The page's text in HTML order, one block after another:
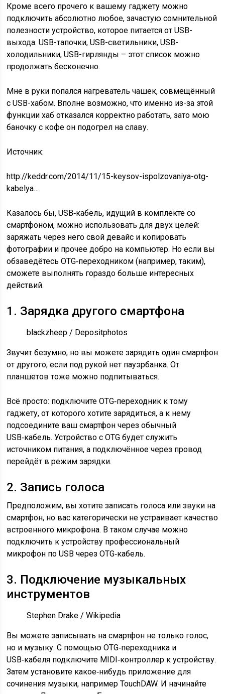
Кроме всего прочего к вашему гаджету можно
подключить абсолютно любое, зачастую сомнительной
полезности устройство, которое питается от USB-
выхода. USB-тапочки, USB-светильники, USB-
холодильники, USB-гирлянды – этот список можно
продолжать бесконечно.
Мне в руки попался нагреватель чашек, совмещённый
с USB-хабом. Вполне возможно, что именно из-за этой
функции хаб отказался корректно работать, зато мою
баночку с кофе он подогрел на славу.
Источник:
http://keddr.com/2014/11/15-keysov-ispolzovaniya-otg-
kabelya…
Казалось бы, USB‑кабель, идущий в комплекте со
смартфоном, можно использовать для двух целей:
заряжать через него свой девайс и копировать
фотографии и прочее добро на компьютер. Но если вы
обзаведётесь OTG‑переходником (например, таким),
сможете выполнять гораздо больше интересных
действий.
1. Зарядка другого смартфона
blackzheep / Depositphotos
Звучит безумно, но вы можете зарядить один смартфон
от другого, если под рукой нет пауэрбанка. От
планшетов тоже можно подпитываться.
Всё просто: подключите OTG‑переходник к тому
гаджету, от которого хотите зарядиться, а к нему
подсоедините ваш смартфон через обычный
USB‑кабель. Устройство с OTG будет служить
источником питания, а подключённое через провод
перейдёт в режим зарядки.
2. Запись голоса
Предположим, вы хотите записать голоса или звуки на
смартфон, но вас категорически не устраивает качество
встроенного микрофона. В таком случае можно
подключить к устройству профессиональный
микрофон по USB через OTG‑кабель.
3. Подключение музыкальных
инструментов
Stephen Drake / Wikipedia
Вы можете записывать на смартфон не только голос,
но и музыку. С помощью OTG‑переходника и
USB‑кабеля подключите MIDI‑контроллер к устройству.
Затем установите какое‑нибудь приложение для
сочинения музыки, например TouchDAW. И начинайте